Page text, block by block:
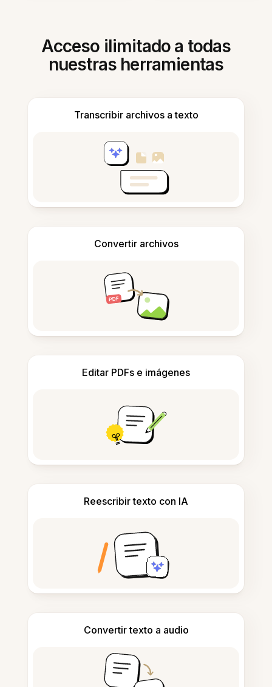
Acceso ilimitado a todas
nuestras herramientas
Transcribir archivos a texto
Convertir archivos
Editar PDFs e imágenes
Reescribir texto con IA
Convertir texto a audio